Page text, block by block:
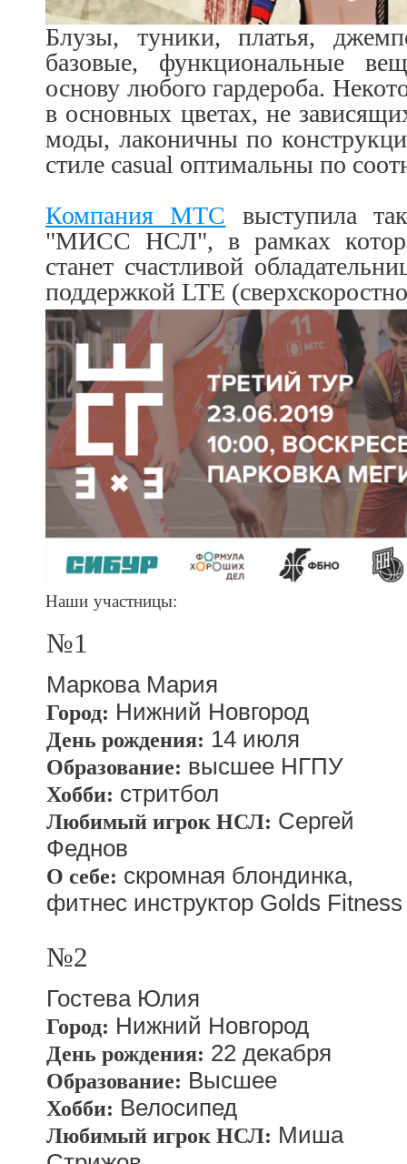
Блузы, туники, платья,
базовые, функциональные
основу любого гардероба.
в основных цветах, не
моды, лаконичны по
стиле casual оптимальны по
Компания МТС выступила
"МИСС НСЛ", в рамках
станет счастливой
поддержкой LTE
Наши участницы:
№1
Маркова Мария
Город: Нижний Новгород
День рождения: 14 июля
Образование: высшее НГПУ
Хобби: стритбол
Любимый игрок НСЛ: Сергей
Феднов
О себе: скромная блондинка,
фитнес инструктор Golds Fitness
№2
Гостева Юлия
Город: Нижний Новгород
День рождения: 22 декабря
Образование: Высшее
Хобби: Велосипед
Любимый игрок НСЛ: Миша